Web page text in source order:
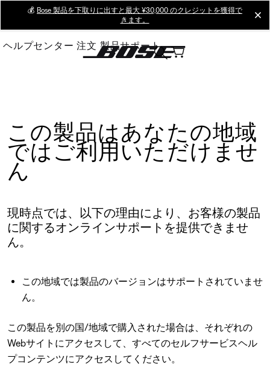
Main
💰 Bose 製品を下取りに出すと最大 ¥30,000 のクレジットを獲得で
きます。
ヘルプセンター 注文 製品サポート
この製品はあなたの地域
ではご利用いただけませ
ん
現時点では、以下の理由により、お客様の製品
に関するオンラインサポートを提供できませ
ん。
この地域では製品のバージョンはサポートされていませ
ん。
この製品を別の国/地域で購入された場合は、それぞれの
Webサイトにアクセスして、すべてのセルフサービスヘル
プコンテンツにアクセスしてください。